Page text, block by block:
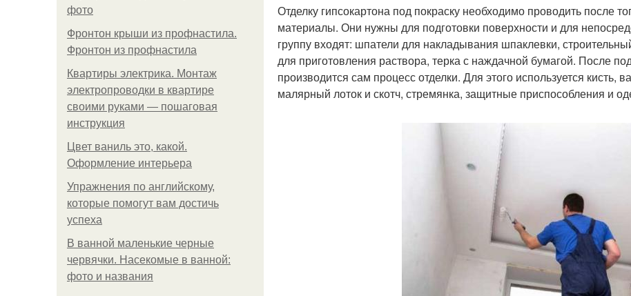
фото
Фронтон крыши из профнастила.
Фронтон из профнастила
Квартиры электрика. Монтаж
электропроводки в квартире
своими руками — пошаговая
инструкция
Цвет ваниль это, какой.
Оформление интерьера
Упражнения по английскому,
которые помогут вам достичь
успеха
В ванной маленькие черные
червячки. Насекомые в ванной:
фото и названия
Отделку гипсокартона под покраску необходимо проводить после
материалы. Они нужны для подготовки поверхности и для
группу входят: шпатели для накладывания шпаклевки,
для приготовления раствора, терка с наждачной бумагой. После
производится сам процесс отделки. Для этого используется кисть,
малярный лоток и скотч, стремянка, защитные приспособления и